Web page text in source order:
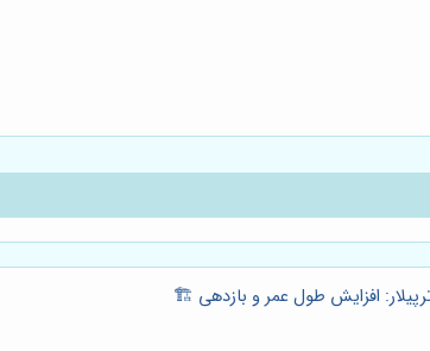
افزایش طول عمر و بازدهی 🏗️